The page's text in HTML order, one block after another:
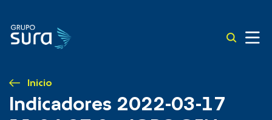
Inicio
Indicadores 2022-03-17